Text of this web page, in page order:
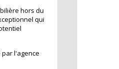
hors du
qui
l'agence